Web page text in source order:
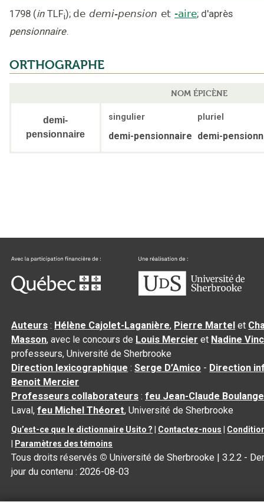
1798 (in TLFi); de demi-pension et -aire; d'après
pensionnaire.
ORTHOGRAPHE
NOM ÉPICÈNE
demi-
pensionnaire
singulier pluriel
demi-pensionnaire demi-
Auteurs : Hélène Cajolet-Laganière, Pierre Martel et
Masson, avec le concours de Louis Mercier et Nadine
professeurs, Université de Sherbrooke
Direction lexicographique :Serge D’Amico - Direction
Benoit Mercier
Professeurs collaborateurs :feu Jean-Claude
Laval,feu Michel Théoret, Université de Sherbrooke
Qu’est-ce que le dictionnaire Usito ? | Contactez-nous |
| Paramètres des témoins
Tous droits réservés © Université de Sherbrooke |3.2.2 -
jour du contenu :2026-08-03